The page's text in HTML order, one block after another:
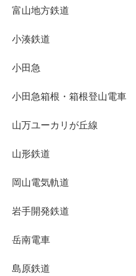
富山地方鉄道
小湊鉄道
小田急
小田急箱根・箱根登山電車
山万ユーカリが丘線
山形鉄道
岡山電気軌道
岩手開発鉄道
岳南電車
島原鉄道